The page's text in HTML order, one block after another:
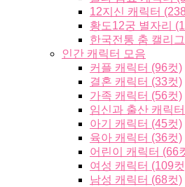
12지신 캐릭터
황도12궁 별자리
한국전통 춤 캘리
인간 캐릭터 모음
커플 캐릭터 (96컷)
결혼 캐릭터 (33컷)
가족 캐릭터 (56컷)
임신과 출산 캐릭
아기 캐릭터 (45컷)
육아 캐릭터 (36컷)
어린이 캐릭터 (66
여성 캐릭터 (109
남성 캐릭터 (68컷)